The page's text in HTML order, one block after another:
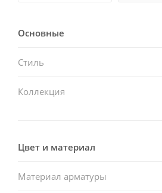
Основные
Стиль
Коллекция
Цвет и материал
Материал арматуры